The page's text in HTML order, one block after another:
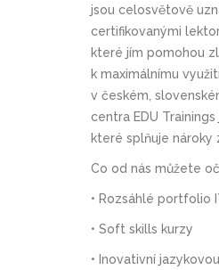
jsou celosvětově
certifikovanými
které jím pomohou
k maximálnímu
v českém,
centra EDU
které splňuje nároky
Co od nás můžete
• Rozsáhlé portfolio
• Soft skills kurzy
• Inovativní